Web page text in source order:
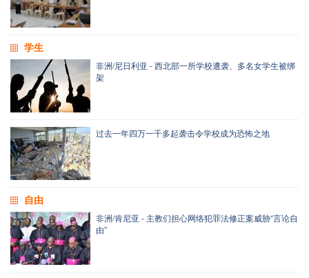
学生
非洲/尼日利亚 - 西北部一所学校遭袭、多名女学生被绑
架
过去一年四万一千多起袭击令学校成为恐怖之地
自由
非洲/肯尼亚 - 主教们担心网络犯罪法修正案威胁“言论自
由”